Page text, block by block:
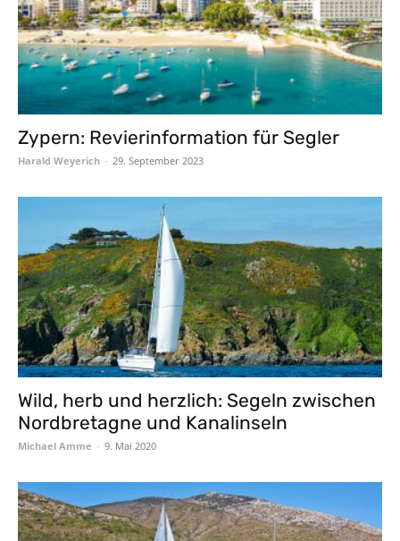
Zypern: Revierinformation für Segler
Harald Weyerich - 29. September 2023
Wild, herb und herzlich: Segeln zwischen
Nordbretagne und Kanalinseln
Michael Amme - 9. Mai 2020